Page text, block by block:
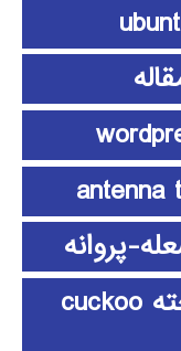
پروانه
الگوریتم جستجوی فاخته cuckoo